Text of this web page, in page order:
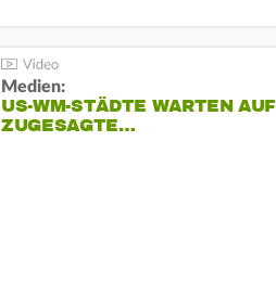
Medien:
US-WM-STÄDTE WARTEN AUF
ZUGESAGTE…